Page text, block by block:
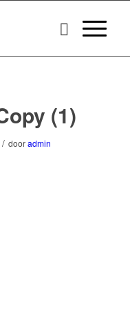
(1)
/ dooradmin